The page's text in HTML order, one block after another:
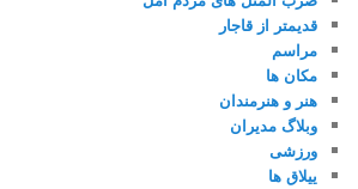
قدیمتر از قاجار
مراسم
مکان ها
هنر و هنرمندان
وبلاگ مدیران
ورزشی
ییلاق ها